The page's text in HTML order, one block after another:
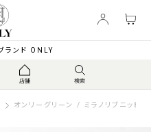
ランド ONLY
オンリーグリーン / ミラノリブニット